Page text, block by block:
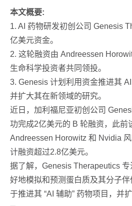
本文概要:
1. AI 药物研发初创公司 Genesis
亿美元资金。
2. 这轮融资由 Andreessen
生命科学投资者共同领投。
3. Genesis 计划利用资金推进其
并扩大其在新领域的研究。
近日，加利福尼亚初创公司
功完成2亿美元的 B 轮融资，此前
Andreessen Horowitz 和 Nvidia
计融资超过2.8亿美元。
据了解，Genesis Therapeutics
好地模拟和预测蛋白质及其分子
于推进其 “AI 辅助” 药物项目，并